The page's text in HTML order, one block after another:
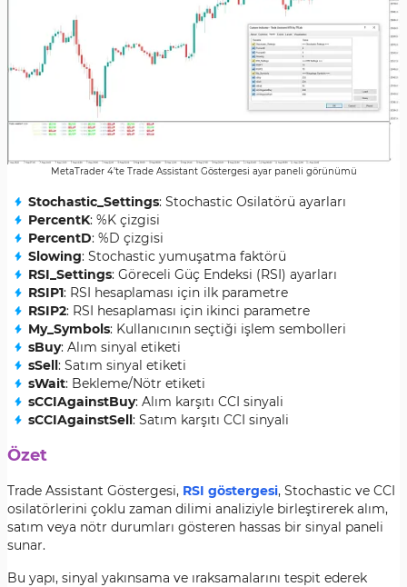
MetaTrader 4’te Trade Assistant Göstergesi ayar paneli görünümü
Stochastic_Settings: Stochastic Osilatörü ayarları
PercentK: %K çizgisi
PercentD: %D çizgisi
Slowing: Stochastic yumuşatma faktörü
RSI_Settings: Göreceli Güç Endeksi (RSI) ayarları
RSIP1: RSI hesaplaması için ilk parametre
RSIP2: RSI hesaplaması için ikinci parametre
My_Symbols: Kullanıcının seçtiği işlem sembolleri
sBuy: Alım sinyal etiketi
sSell: Satım sinyal etiketi
sWait: Bekleme/Nötr etiketi
sCCIAgainstBuy: Alım karşıtı CCI sinyali
sCCIAgainstSell: Satım karşıtı CCI sinyali
Özet
Trade Assistant Göstergesi, RSI göstergesi, Stochastic ve CCI
osilatörlerini çoklu zaman dilimi analiziyle birleştirerek alım,
satım veya nötr durumları gösteren hassas bir sinyal paneli
sunar.
Bu yapı, sinyal yakınsama ve ıraksamalarını tespit ederek